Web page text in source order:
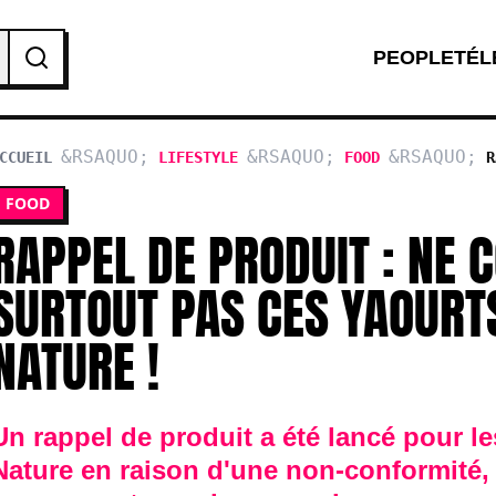
PEOPLE
LIFESTYLE FOOD
SURTOUT PAS
FOOD
DE PRODUIT : NE
PAS CES
!
rappel de produit a été lancé pour
en raison d'une non-